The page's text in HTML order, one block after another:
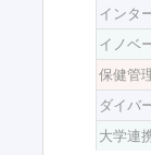
インタ
イノベ
保健管
ダイバ
大学連